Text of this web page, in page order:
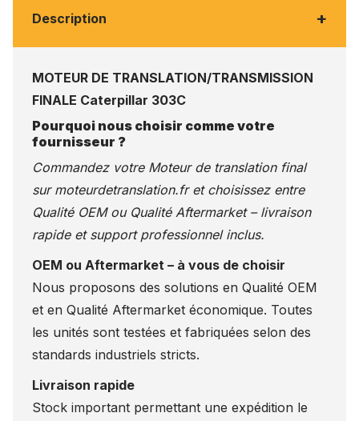
Description +
MOTEUR DE TRANSLATION/TRANSMISSION
FINALE Caterpillar 303C
Pourquoi nous choisir comme votre
fournisseur ?
Commandez votre Moteur de translation final
sur moteurdetranslation.fret choisissez entre
Qualité OEM ou Qualité Aftermarket – livraison
rapide et support professionnel inclus.
OEM ou Aftermarket – à vous de choisir
Nous proposons des solutions en Qualité OEM
et en Qualité Aftermarket économique. Toutes
les unités sont testées et fabriquées selon des
standards industriels stricts.
Livraison rapide
Stock important permettant une expédition le